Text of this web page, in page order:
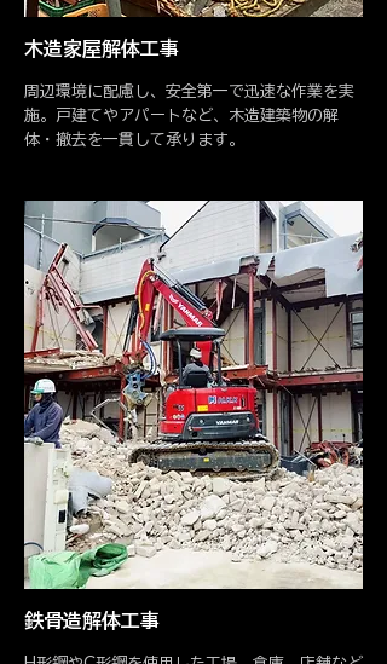
木造家屋解体工事
​周辺環境に配慮し、安全第一で迅速な作業を実
施。戸建てやアパートなど、木造建築物の解
体・撤去を一貫して承ります。
鉄骨造解体工事